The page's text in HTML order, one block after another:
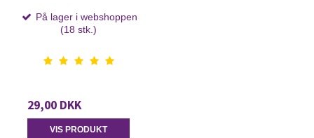
På lager i webshoppen
(18 stk.)
29,00 DKK
VIS PRODUKT